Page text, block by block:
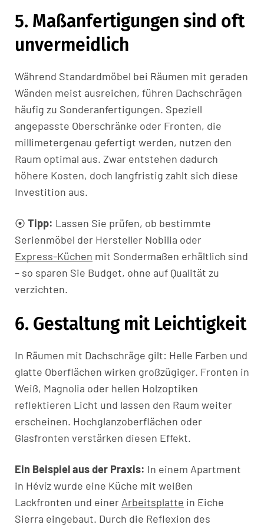
5. Maßanfertigungen sind oft
unvermeidlich
Während Standardmöbel bei Räumen mit geraden
Wänden meist ausreichen, führen Dachschrägen
häufig zu Sonderanfertigungen. Speziell
angepasste Oberschränke oder Fronten, die
millimetergenau gefertigt werden, nutzen den
Raum optimal aus. Zwar entstehen dadurch
höhere Kosten, doch langfristig zahlt sich diese
Investition aus.
⦿ Tipp: Lassen Sie prüfen, ob bestimmte
Serienmöbel der Hersteller Nobilia oder
Express-Küchen mit Sondermaßen erhältlich sind
– so sparen Sie Budget, ohne auf Qualität zu
verzichten.
6. Gestaltung mit Leichtigkeit
In Räumen mit Dachschräge gilt: Helle Farben und
glatte Oberflächen wirken großzügiger. Fronten in
Weiß, Magnolia oder hellen Holzoptiken
reflektieren Licht und lassen den Raum weiter
erscheinen. Hochglanzoberflächen oder
Glasfronten verstärken diesen Effekt.
Ein Beispiel aus der Praxis: In einem Apartment
in Hévíz wurde eine Küche mit weißen
Lackfronten und einer Arbeitsplatte in Eiche
Sierra eingebaut. Durch die Reflexion des